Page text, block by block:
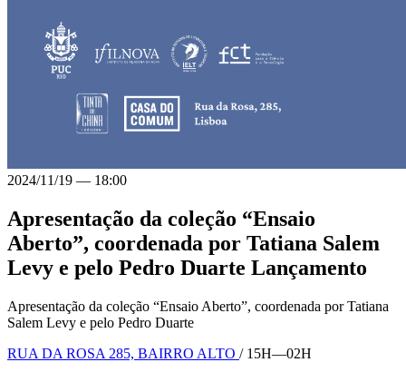
2024/11/19 — 18:00
Apresentação da coleção “Ensaio
Aberto”, coordenada por Tatiana Salem
Levy e pelo Pedro Duarte Lançamento
Apresentação da coleção “Ensaio Aberto”, coordenada por Tatiana
Salem Levy e pelo Pedro Duarte
RUA DA ROSA 285, BAIRRO ALTO / 15H—02H